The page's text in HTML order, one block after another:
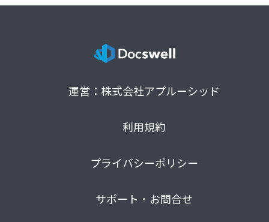
運営：株式会社アプルーシッド
利用規約
プライバシーポリシー
サポート・お問合せ